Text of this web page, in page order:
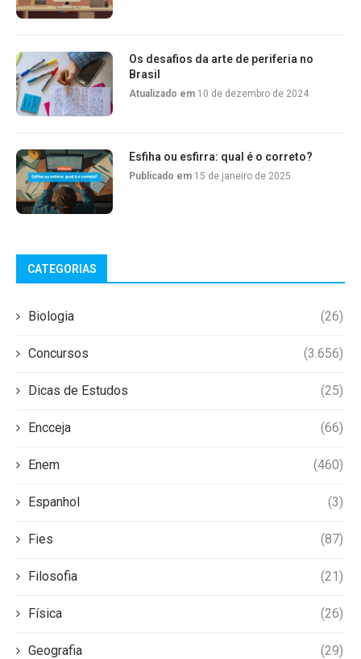
Os desafios da arte de periferia no
Brasil
Atualizado em 10 de dezembro de 2024
Esfiha ou esfirra: qual é o correto?
Publicado em 15 de janeiro de 2025
CATEGORIAS
Biologia (26)
Concursos (3.656)
Dicas de Estudos (25)
Encceja (66)
Enem (460)
Espanhol (3)
Fies (87)
Filosofia (21)
Física (26)
Geografia (29)